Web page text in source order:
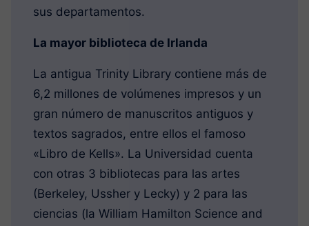
sus departamentos.
La mayor biblioteca de Irlanda
La antigua Trinity Library contiene más de
6,2 millones de volúmenes impresos y un
gran número de manuscritos antiguos y
textos sagrados, entre ellos el famoso
«Libro de Kells». La Universidad cuenta
con otras 3 bibliotecas para las artes
(Berkeley, Ussher y Lecky) y 2 para las
ciencias (la William Hamilton Science and